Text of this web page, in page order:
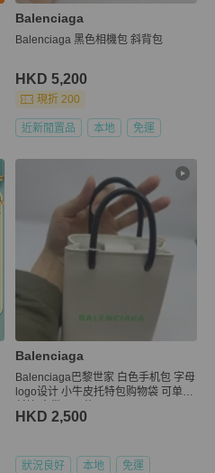
Balenciaga
Balenciaga 黑色相機包 斜背包
HKD 5,200
現折 200
近新閒置品 本地 免運
Balenciaga
Balenciaga巴黎世家 白色手机包 字母
logo设计 小牛皮托特包购物袋 可单肩
HKD 2,500
狀況良好 本地 免運